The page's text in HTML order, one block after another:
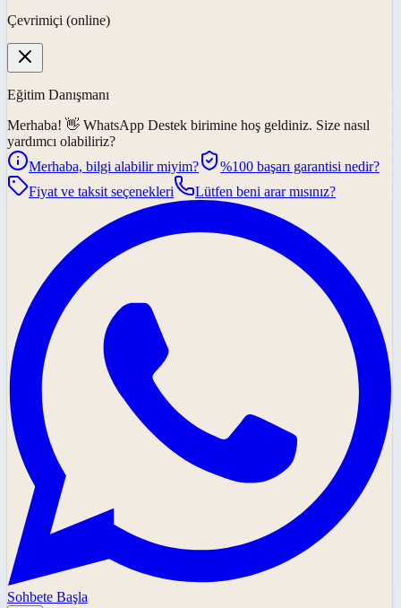
Çevrimiçi (online)
Eğitim Danışmanı
Merhaba! 👋 WhatsApp Destek birimine hoş geldiniz. Size nasıl
yardımcı olabiliriz?
Merhaba, bilgi alabilir miyim?
%100 başarı garantisi nedir?
Fiyat ve taksit seçenekleri
Lütfen beni arar mısınız?
Sohbete Başla